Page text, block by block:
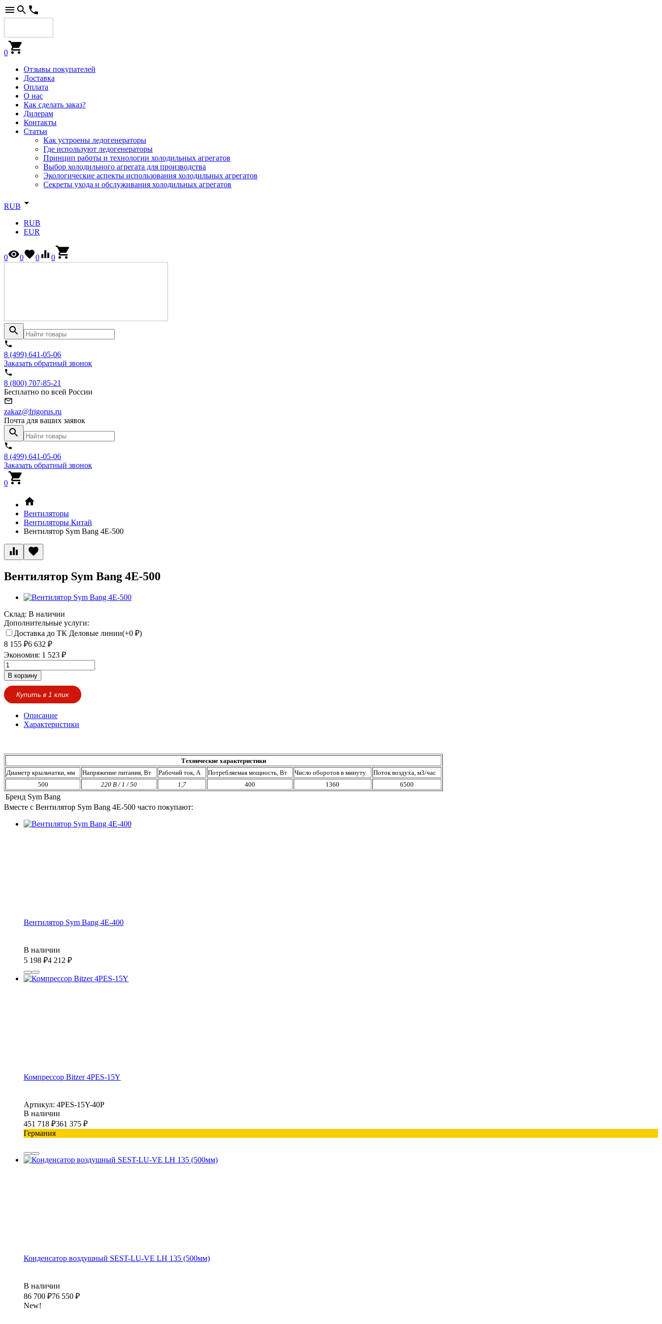
0
Отзывы покупателей
Доставка
Оплата
О нас
Как сделать заказ?
Дилерам
Контакты
Статьи
Как устроены ледогенераторы
Где используют ледогенераторы
Принцип работы и технологии холодильных агрегатов
Выбор холодильного агрегата для производства
Экологические аспекты использования холодильных агрегатов
Секреты ухода и обслуживания холодильных агрегатов
RUB
RUB
EUR
0 0 0 0
8 (499) 641-05-06
Заказать обратный звонок
8 (800) 707-85-21
Бесплатно по всей России
zakaz@frigorus.ru
Почта для ваших заявок
8 (499) 641-05-06
Заказать обратный звонок
0
Вентиляторы
Вентиляторы Китай
Вентилятор Sym Bang 4E-500
Вентилятор Sym Bang 4E-500
Склад: В наличии
Дополнительные услуги:
Доставка до ТК Деловые линии(+0 ₽)
8 155 ₽6 632 ₽
Экономия: 1 523 ₽
В корзину
Купить в 1 клик
Описание
Характеристики
Технические характеристики
Диаметр крыльчатки, мм
Напряжение питания, Вт Рабочий ток, А Потребляемая мощность, Вт Число оборотов в минуту
Поток воздуха, м3/час
500
220 В / 1 / 50 1,7 400 1360 6500
Бренд Sym Bang
Вместе с Вентилятор Sym Bang 4E-500 часто покупают:
Вентилятор Sym Bang 4E-400
В наличии
5 198 ₽4 212 ₽
Компрессор Bitzer 4PES-15Y
Артикул: 4PES-15Y-40P
В наличии
451 718 ₽361 375 ₽
Германия
Конденсатор воздушный SEST-LU-VE LH 135 (500мм)
В наличии
86 700 ₽76 550 ₽
New!